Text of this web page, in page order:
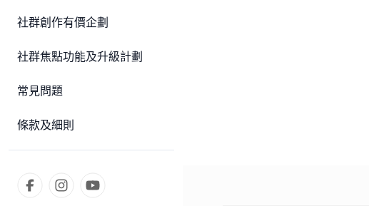
社群創作有價企劃
社群焦點功能及升級計劃
常見問題
條款及細則